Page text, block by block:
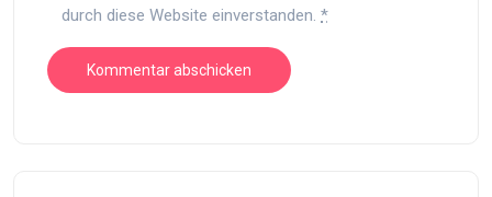
durch diese Website einverstanden. *